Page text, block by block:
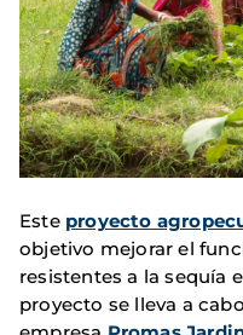
Este proyecto
objetivo mejorar el
resistentes a la sequía
proyecto se lleva a